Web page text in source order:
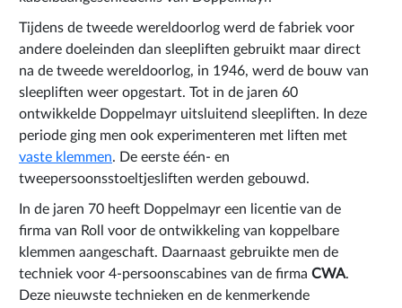
Tijdens de tweede wereldoorlog werd de fabriek voor
andere doeleinden dan sleepliften gebruikt maar direct
na de tweede wereldoorlog, in 1946, werd de bouw van
sleepliften weer opgestart. Tot in de jaren 60
ontwikkelde Doppelmayr uitsluitend sleepliften. In deze
periode ging men ook experimenteren met liften met
vaste klemmen. De eerste één- en
tweepersoonsstoeltjesliften werden gebouwd.
In de jaren 70 heeft Doppelmayr een licentie van de
firma van Roll voor de ontwikkeling van koppelbare
klemmen aangeschaft. Daarnaast gebruikte men de
techniek voor 4-persoonscabines van de firma CWA.
Deze nieuwste technieken en de kenmerkende